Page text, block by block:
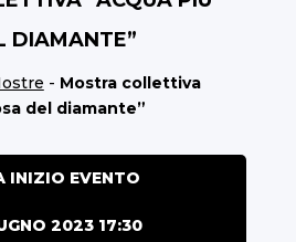
DIAMANTE”
- Mostra collettiva
del diamante”
INIZIO EVENTO
2023 17:30